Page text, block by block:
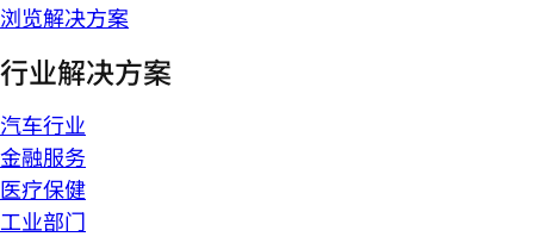
浏览解决方案
行业解决方案
汽车行业
金融服务
医疗保健
工业部门